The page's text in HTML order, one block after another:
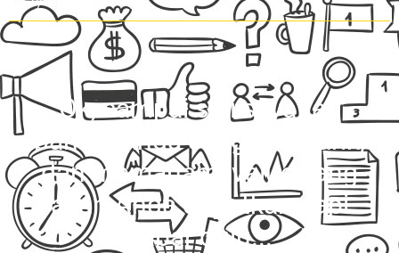
Ok, sampai sini saya tau
bahwa Anda sangat tertarik,
dan memahami value yang
akan Anda dapatkan, tapi
sabar dulu...